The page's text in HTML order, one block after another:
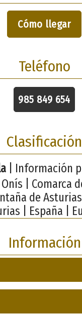
Cómo llegar
Teléfono
985 849 654
Clasificación
| Información
| Comarca
de
| España |
Información